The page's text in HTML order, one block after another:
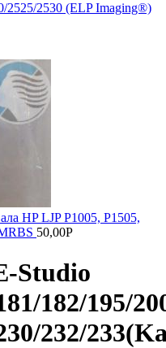
2525/2530 (ELP Imaging®)
HP LJP P1005, P1505,
50,00Р
Studio
182/195/
232/